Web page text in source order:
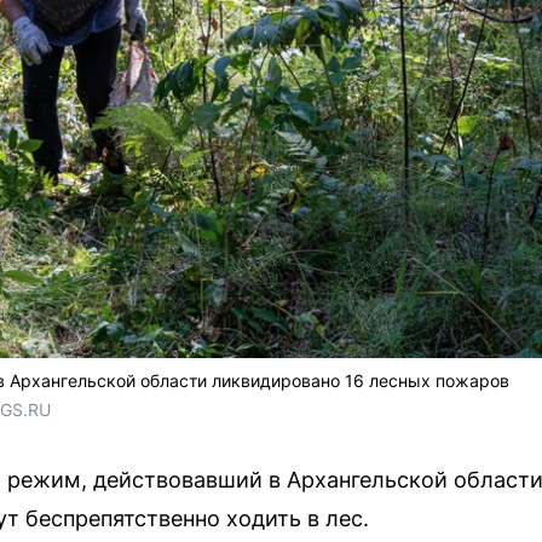
области ликвидировано 16 лесных пожаров
действовавший в Архангельской
беспрепятственно ходить в лес.